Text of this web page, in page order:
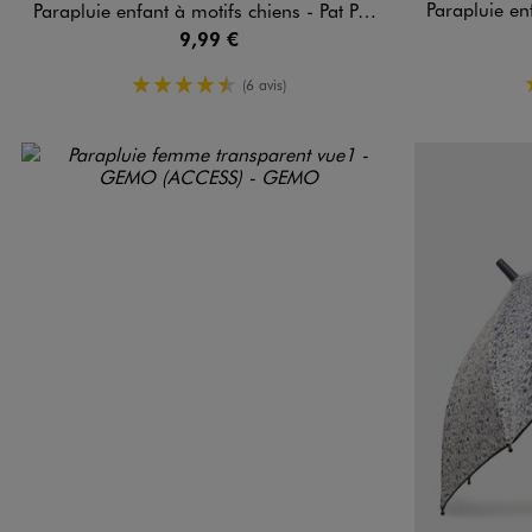
Parapluie enfant à motifs chiens - Pat Patrouille
9,99 €
4.5/5 de moyenne
(6 avis)
Parapluie